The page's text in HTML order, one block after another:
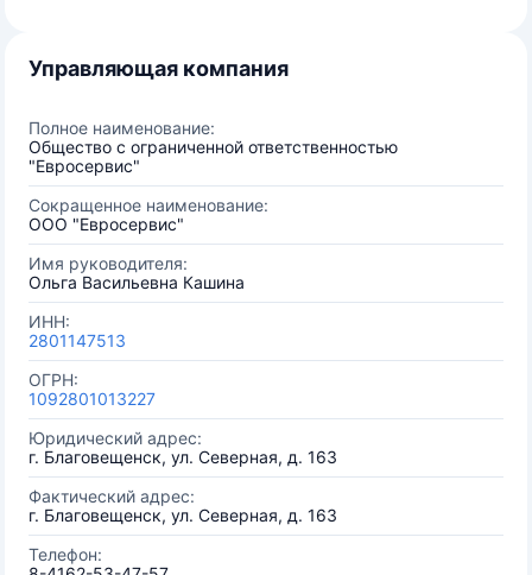
Управляющая компания
Полное наименование:
Общество с ограниченной ответственностью
"Евросервис"
Сокращенное наименование:
ООО "Евросервис"
Имя руководителя:
Ольга Васильевна Кашина
ИНН:
2801147513
ОГРН:
1092801013227
Юридический адрес:
г. Благовещенск, ул. Северная, д. 163
Фактический адрес:
г. Благовещенск, ул. Северная, д. 163
Телефон: